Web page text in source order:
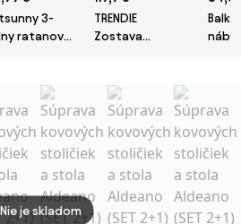
3-
ratanový
2
2-
z akácie,
–
TRENDIE
Zostava
stoličky a stôl
80cm okrúhly
Nie je skladom